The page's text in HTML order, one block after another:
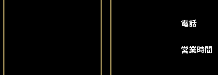
電話
営業時間